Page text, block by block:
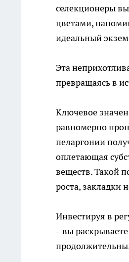
селекционеры
цветами,
идеальный
Эта
превращаясь в
Ключевое
равномерно
пеларгонии
оплетающая
веществ. Такой
роста, закладки
Инвестируя в
– вы